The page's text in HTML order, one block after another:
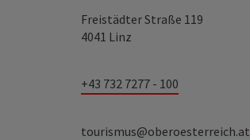
Freistädter Straße 119
4041 Linz
+43 732 7277 - 100
tourismus@oberoesterreich.at